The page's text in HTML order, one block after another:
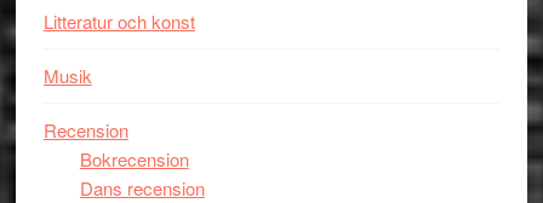
Litteratur och konst
Musik
Recension
Bokrecension
Dans recension